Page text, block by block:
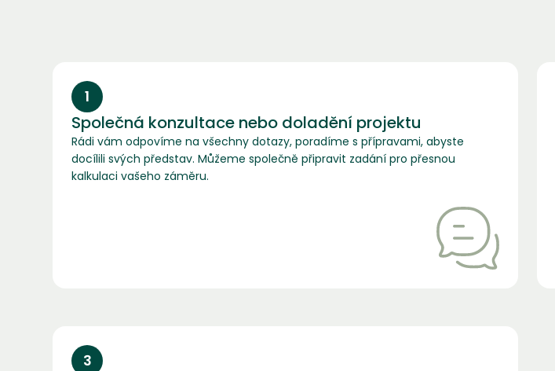
1
Společná konzultace nebo doladění projektu
Rádi vám odpovíme na všechny dotazy, poradíme s přípravami, abyste
docílili svých představ. Můžeme společně připravit zadání pro přesnou
kalkulaci vašeho záměru.
3